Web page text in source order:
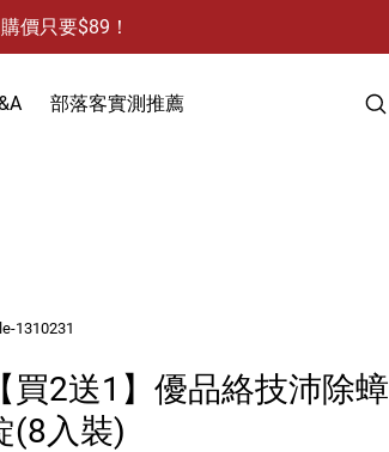
價只要$89！
洗手乳
部落客實測推薦
1310231
【買2送1】優品絡技沛除蟑
(8入裝)